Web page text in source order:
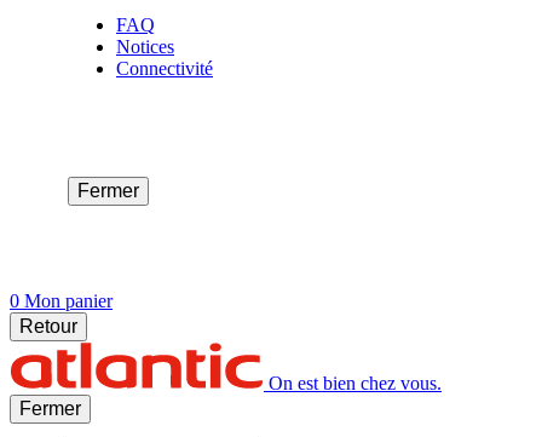
FAQ
Notices
Connectivité
Fermer
0 Mon panier
Retour
On est bien chez vous.
Fermer